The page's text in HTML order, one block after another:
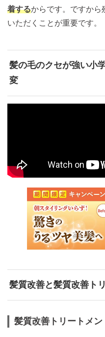
着するからです。ですから
いただくことが重要です。
髪の毛のクセが強い小
変
髪質改善と髪質改善ト
髪質改善トリートメン